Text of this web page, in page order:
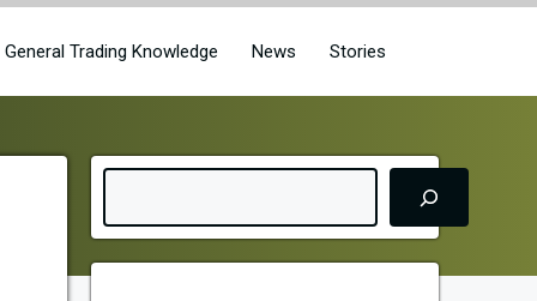
General Trading Knowledge News Stories